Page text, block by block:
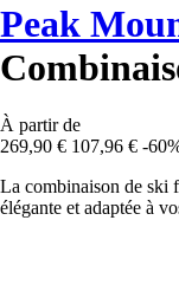
Peak
À partir de
269,90 € 107,96 € -
La combinaison de ski
élégante et adaptée à